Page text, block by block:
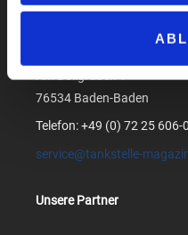
Suchen
76534 Baden-Baden
Telefon: +49 (0) 72 25 606-
service@tankstelle-
Unsere Partner